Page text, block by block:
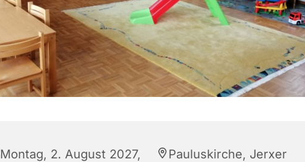
Montag, 2. August 2027,
Pauluskirche, Jerxer